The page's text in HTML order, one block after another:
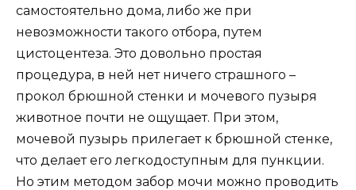
самостоятельно дома, либо же при
невозможности такого отбора, путем
цистоцентеза. Это довольно простая
процедура, в ней нет ничего страшного –
прокол брюшной стенки и мочевого пузыря
животное почти не ощущает. При этом,
мочевой пузырь прилегает к брюшной стенке,
что делает его легкодоступным для пункции.
Но этим методом забор мочи можно проводить